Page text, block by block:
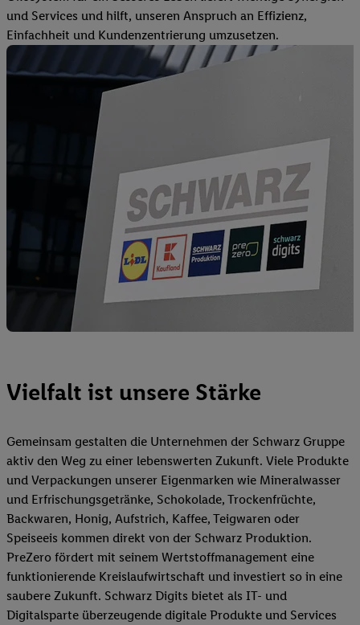
und Services und hilft, unseren Anspruch an Effizienz,
Einfachheit und Kundenzentrierung umzusetzen.
Vielfalt ist unsere Stärke
Gemeinsam gestalten die Unternehmen der Schwarz Gruppe
aktiv den Weg zu einer lebenswerten Zukunft. Viele Produkte
und Verpackungen unserer Eigenmarken wie Mineralwasser
und Erfrischungsgetränke, Schokolade, Trockenfrüchte,
Backwaren, Honig, Aufstrich, Kaffee, Teigwaren oder
Speiseeis kommen direkt von der Schwarz Produktion.
PreZero fördert mit seinem Wertstoffmanagement eine
funktionierende Kreislaufwirtschaft und investiert so in eine
saubere Zukunft. Schwarz Digits bietet als IT- und
Digitalsparte überzeugende digitale Produkte und Services